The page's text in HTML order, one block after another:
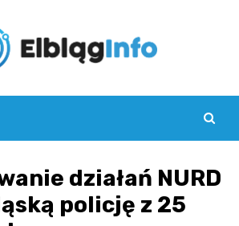
działań NURD
policję z 25